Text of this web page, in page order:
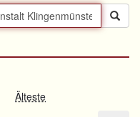
Älteste